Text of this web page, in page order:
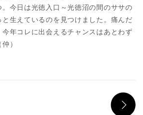
。今日は光徳入口～光徳沼の間のササの
生えているのを見つけました。痛んだ
今年コレに出会えるチャンスはあとわず
）